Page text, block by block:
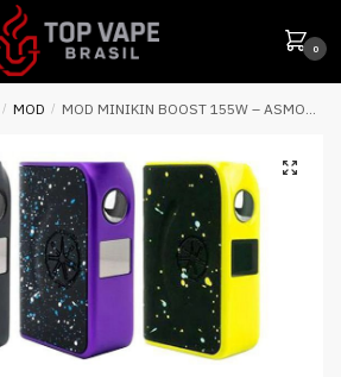
0
/ MOD / MOD MINIKIN BOOST 155W – ASMODUS